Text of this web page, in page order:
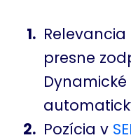
presne
Pozícia v